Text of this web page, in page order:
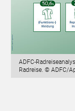
ADFC-
Radreise. © ADFC/